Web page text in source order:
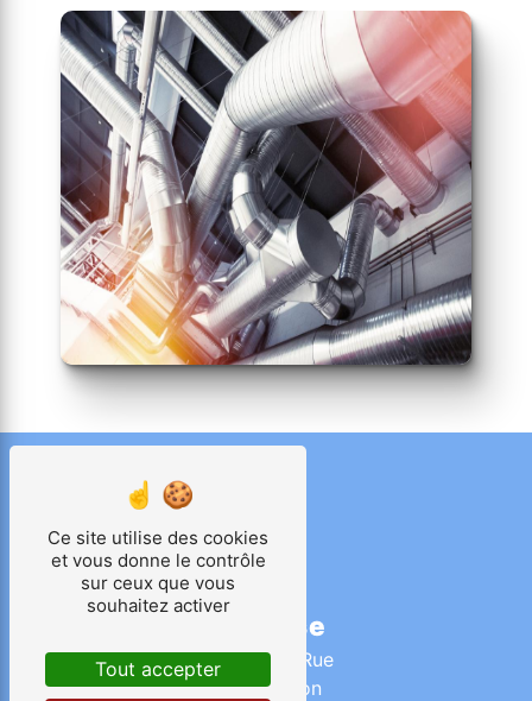
Adresse
26 Grande Rue
45170 Oison
Ce site utilise des cookies
et vous donne le contrôle
sur ceux que vous
souhaitez activer
Tout accepter